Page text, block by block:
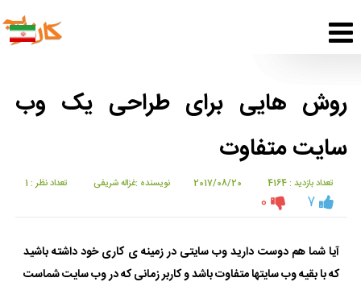
روش هایی برای طراحی یک وب
سایت متفاوت
تعداد بازدید : 4164 2017/08/20 نویسنده :غزاله شریفی تعداد نظر : 1
7
0
آیا شما هم دوست دارید وب سایتی در زمینه ی کاری خود داشته باشید
که با بقیه وب سایتها متفاوت باشد و کاربر زمانی که در وب سایت شماست